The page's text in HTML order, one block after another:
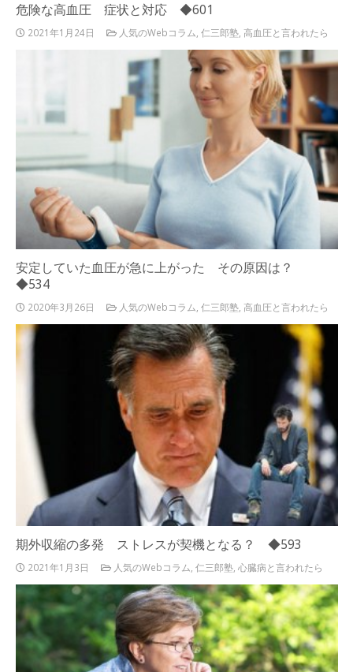
危険な高血圧 症状と対応 ◆601
2021年1月24日 人気のWebコラム ,仁三郎塾 ,高血圧と言われたら
安定していた血圧が急に上がった その原因は？
◆534
2020年3月26日 人気のWebコラム ,仁三郎塾 ,高血圧と言われたら
期外収縮の多発 ストレスが契機となる？ ◆593
2021年1月3日 人気のWebコラム ,仁三郎塾 ,心臓病と言われたら